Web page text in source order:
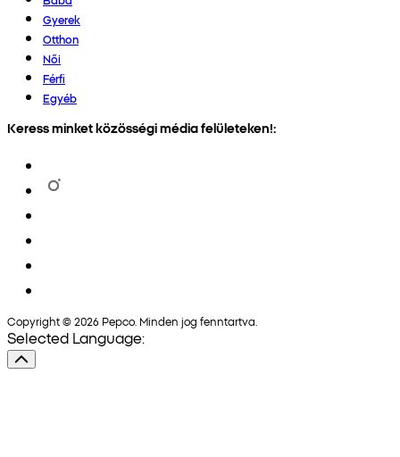
Gyerek
Otthon
Női
Férfi
Egyéb
Keress minket közösségi média felületeken!:
Copyright © 2026 Pepco. Minden jog fenntartva.
Selected Language: